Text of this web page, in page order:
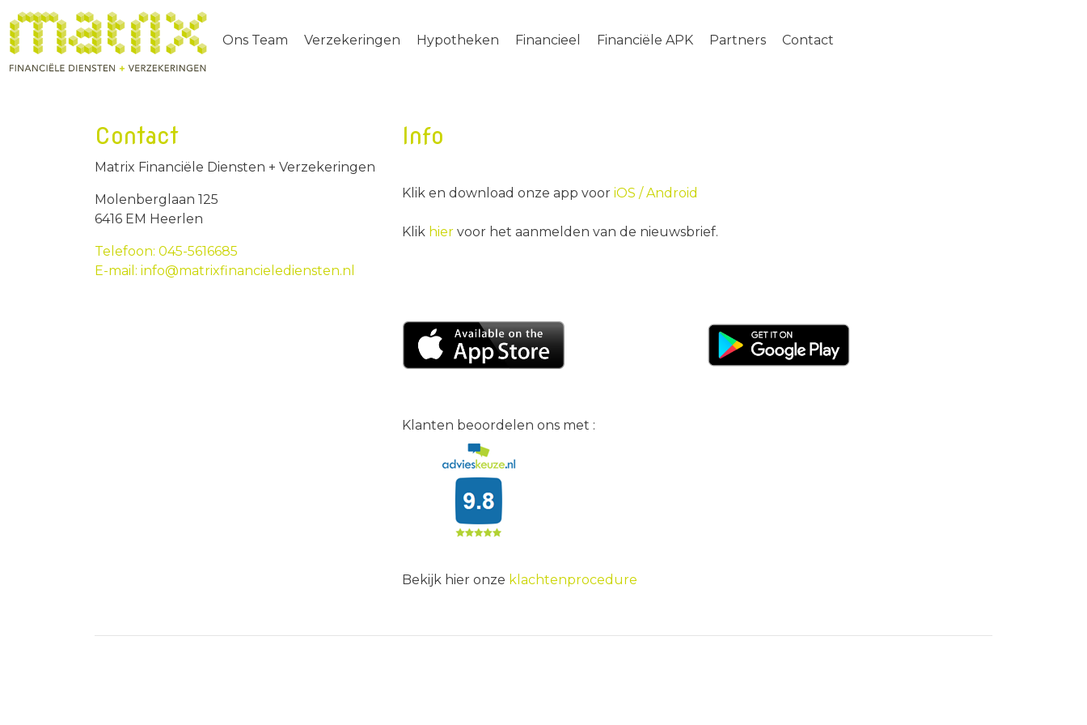
Ons Team Verzekeringen Hypotheken Financieel Financiële APK Partners Contact
Contact
Matrix Financiële Diensten + Verzekeringen
Molenberglaan 125
6416 EM Heerlen
Telefoon: 045-5616685
E-mail: info@matrixfinancielediensten.nl
Info
Klik en download onze app voor iOS /Android
Klik hier voor het aanmelden van de nieuwsbrief.
Klanten beoordelen ons met :
Bekijk hier onze klachtenprocedure